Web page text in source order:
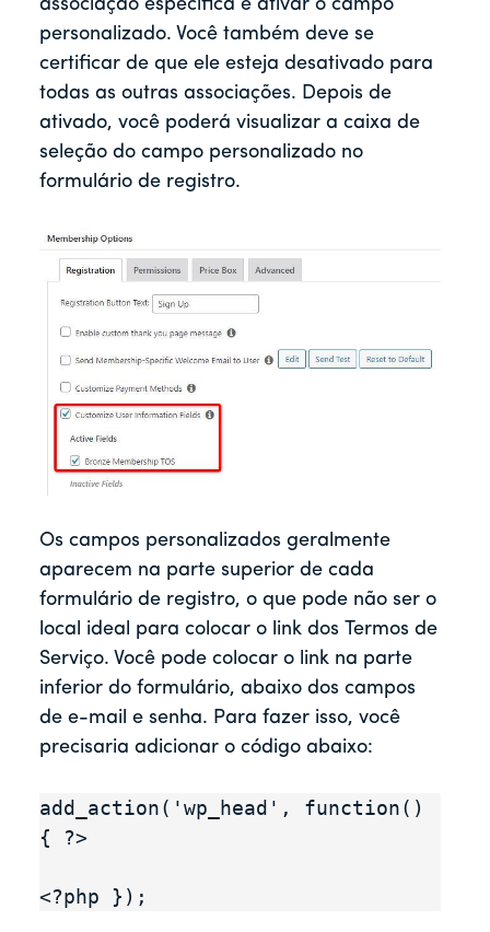
associação específica e ativar o campo
personalizado. Você também deve se
certificar de que ele esteja desativado para
todas as outras associações. Depois de
ativado, você poderá visualizar a caixa de
seleção do campo personalizado no
formulário de registro.
Os campos personalizados geralmente
aparecem na parte superior de cada
formulário de registro, o que pode não ser o
local ideal para colocar o link dos Termos de
Serviço. Você pode colocar o link na parte
inferior do formulário, abaixo dos campos
de e-mail e senha. Para fazer isso, você
precisaria adicionar o código abaixo:
add_action('wp_head', function()
{ ?>
<?php });